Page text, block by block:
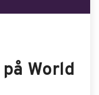
World